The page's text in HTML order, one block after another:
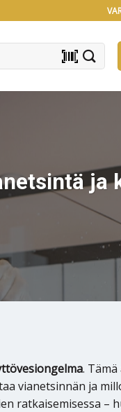
barcode_scanner
ja
.
vianetsinnän ja
ratkaisemisessa –